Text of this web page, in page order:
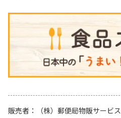
販売者
（株）郵便局物販サービス